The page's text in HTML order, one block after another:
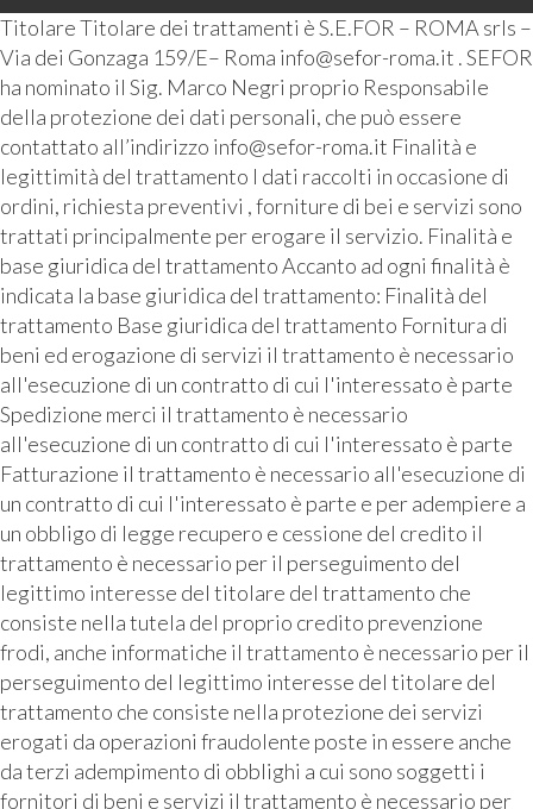
Titolare Titolare dei trattamenti è S.E.FOR – ROMA srls –
Via dei Gonzaga 159/E– Roma info@sefor-roma.it . SEFOR
ha nominato il Sig. Marco Negri proprio Responsabile
della protezione dei dati personali, che può essere
contattato all’indirizzo info@sefor-roma.it Finalità e
legittimità del trattamento I dati raccolti in occasione di
ordini, richiesta preventivi , forniture di bei e servizi sono
trattati principalmente per erogare il servizio. Finalità e
base giuridica del trattamento Accanto ad ogni finalità è
indicata la base giuridica del trattamento: Finalità del
trattamento Base giuridica del trattamento Fornitura di
beni ed erogazione di servizi il trattamento è necessario
all'esecuzione di un contratto di cui l'interessato è parte
Spedizione merci il trattamento è necessario
all'esecuzione di un contratto di cui l'interessato è parte
Fatturazione il trattamento è necessario all'esecuzione di
un contratto di cui l'interessato è parte e per adempiere a
un obbligo di legge recupero e cessione del credito il
trattamento è necessario per il perseguimento del
legittimo interesse del titolare del trattamento che
consiste nella tutela del proprio credito prevenzione
frodi, anche informatiche il trattamento è necessario per il
perseguimento del legittimo interesse del titolare del
trattamento che consiste nella protezione dei servizi
erogati da operazioni fraudolente poste in essere anche
da terzi adempimento di obblighi a cui sono soggetti i
fornitori di beni e servizi il trattamento è necessario per